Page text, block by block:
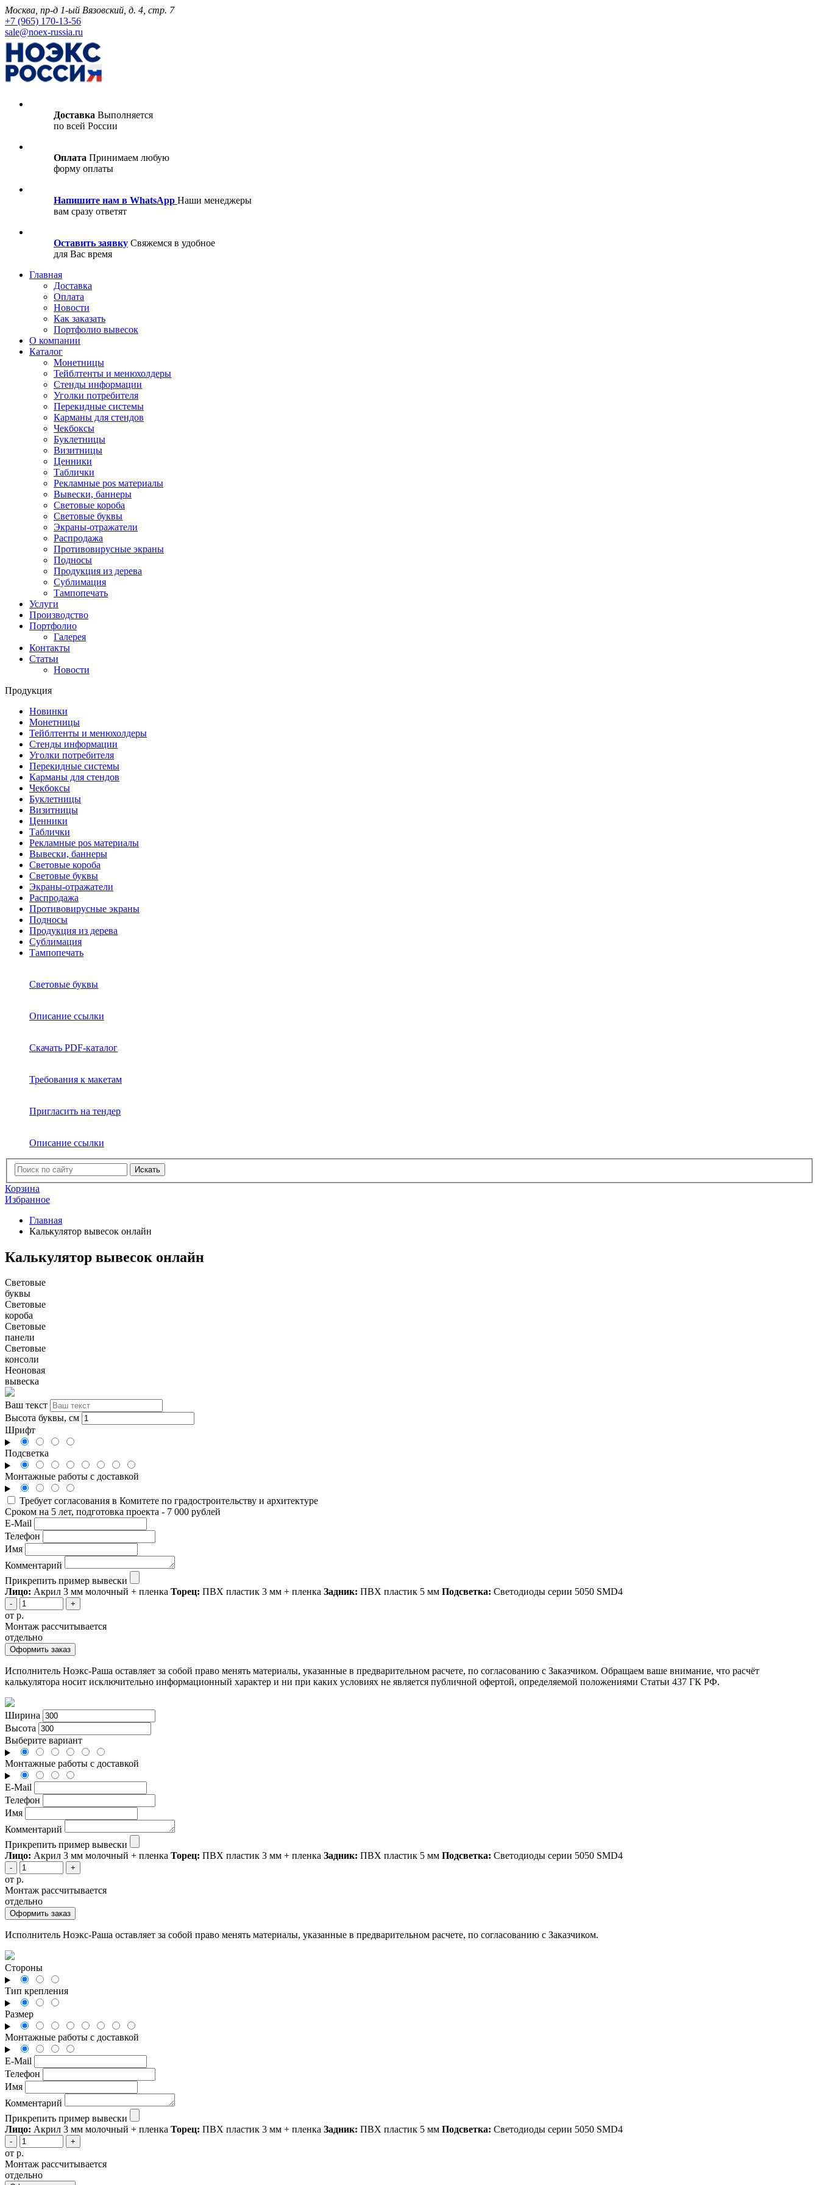
Москва, пр-д 1-ый Вязовский, д. 4, стр. 7
+7 (965) 170-13-56
sale@noex-russia.ru
Доставка Выполняется
по всей России
Оплата Принимаем любую
форму оплаты
Напишите нам в WhatsApp Наши менеджеры
вам сразу ответят
Оставить заявку Свяжемся в удобное
для Вас время
Главная
Доставка
Оплата
Новости
Как заказать
Портфолио вывесок
О компании
Каталог
Монетницы
Тейблтенты и менюхолдеры
Стенды информации
Уголки потребителя
Перекидные системы
Карманы для стендов
Чекбоксы
Буклетницы
Визитницы
Ценники
Таблички
Рекламные pos материалы
Вывески, баннеры
Световые короба
Световые буквы
Экраны-отражатели
Распродажа
Противовирусные экраны
Подносы
Продукция из дерева
Сублимация
Тампопечать
Услуги
Производство
Портфолио
Галерея
Контакты
Статьи
Новости
Продукция
Новинки
Монетницы
Тейблтенты и менюхолдеры
Стенды информации
Уголки потребителя
Перекидные системы
Карманы для стендов
Чекбоксы
Буклетницы
Визитницы
Ценники
Таблички
Рекламные pos материалы
Вывески, баннеры
Световые короба
Световые буквы
Экраны-отражатели
Распродажа
Противовирусные экраны
Подносы
Продукция из дерева
Сублимация
Тампопечать
Световые буквы
Описание ссылки
Скачать PDF-каталог
Требования к макетам
Пригласить на тендер
Описание ссылки
Искать
Корзина
Избранное
Главная
Калькулятор вывесок онлайн
Калькулятор вывесок онлайн
Световые
буквы
Световые
короба
Световые
панели
Световые
консоли
Неоновая
вывеска
Ваш текст
Высота буквы, см
Шрифт
Подсветка
Монтажные работы с доставкой
Требует согласования в Комитете по градостроительству и архитектуре
Сроком на 5 лет, подготовка проекта - 7 000 рублей
E-Mail
Телефон
Имя
Комментарий
Прикрепить пример вывески
Лицо: Акрил 3 мм молочный + пленка Торец: ПВХ пластик 3 мм + пленка Задник: ПВХ пластик 5 мм Подсветка: Светодиоды серии 5050 SMD4
- +
от р.
Монтаж рассчитывается
отдельно
Оформить заказ
Исполнитель Ноэкс-Раша оставляет за собой право менять материалы, указанные в предварительном расчете, по согласованию с Заказчиком. Обращаем ваше внимание, что расчёт
калькулятора носит исключительно информационный характер и ни при каких условиях не является публичной офертой, определяемой положениями Статьи 437 ГК РФ.
Ширина
Высота
Выберите вариант
Монтажные работы с доставкой
E-Mail
Телефон
Имя
Комментарий
Прикрепить пример вывески
Лицо: Акрил 3 мм молочный + пленка Торец: ПВХ пластик 3 мм + пленка Задник: ПВХ пластик 5 мм Подсветка: Светодиоды серии 5050 SMD4
- +
от р.
Монтаж рассчитывается
отдельно
Оформить заказ
Исполнитель Ноэкс-Раша оставляет за собой право менять материалы, указанные в предварительном расчете, по согласованию с Заказчиком.
Стороны
Тип крепления
Размер
Монтажные работы с доставкой
E-Mail
Телефон
Имя
Комментарий
Прикрепить пример вывески
Лицо: Акрил 3 мм молочный + пленка Торец: ПВХ пластик 3 мм + пленка Задник: ПВХ пластик 5 мм Подсветка: Светодиоды серии 5050 SMD4
- +
от р.
Монтаж рассчитывается
отдельно